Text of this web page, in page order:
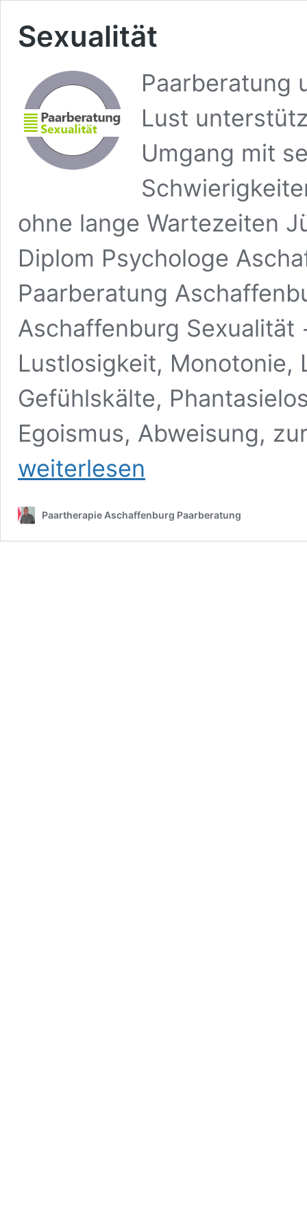
Sexualität
Paarberatung
Lust
Umgang mit
ohne lange Wartezeiten
Diplom Psychologe
Paarberatung
Aschaffenburg Sexualität
Lustlosigkeit, Monotonie,
Gefühlskälte,
Egoismus, Abweisung,
weiterlesen
Paartherapie Aschaffenburg Paarberatung